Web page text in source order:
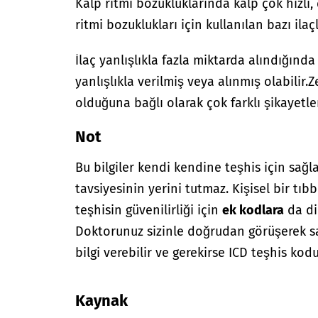
Kalp ritmi bozukluklarında kalp çok
ritmi bozuklukları için kullanılan bazı
İlaç yanlışlıkla fazla miktarda
yanlışlıkla verilmiş veya alınmış olabilir.
olduğuna bağlı olarak çok farklı
Not
Bu bilgiler kendi kendine teşhis için
tavsiyesinin yerini tutmaz. Kişisel bir
teşhisin güvenilirliği içinek kodlara da
Doktorunuz sizinle doğrudan görüşerek
bilgi verebilir ve gerekirse ICD teşhis
Kaynak